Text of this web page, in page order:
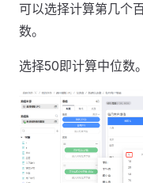
可以选择计算第几个
数。
选择50即计算中位数。